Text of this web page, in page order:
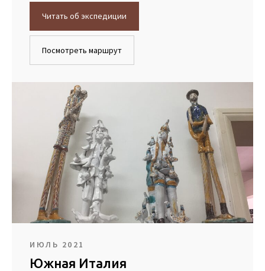
Читать об экспедиции
Посмотреть маршрут
ИЮЛЬ 2021
Южная Италия